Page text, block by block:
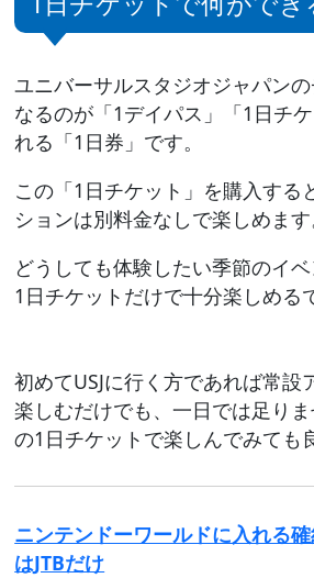
ユニバーサルスタジオジャパン
なるのが「1デイパス」「1日チ
れる「1日券」です。
この「1日チケット」を購入する
ションは別料金なしで楽しめます
どうしても体験したい季節のイベ
1日チケットだけで十分楽しめる
初めてUSJに行く方であれば常設
楽しむだけでも、一日では足り
の1日チケットで楽しんでみても
ニンテンドーワールドに入れる
はJTBだけ